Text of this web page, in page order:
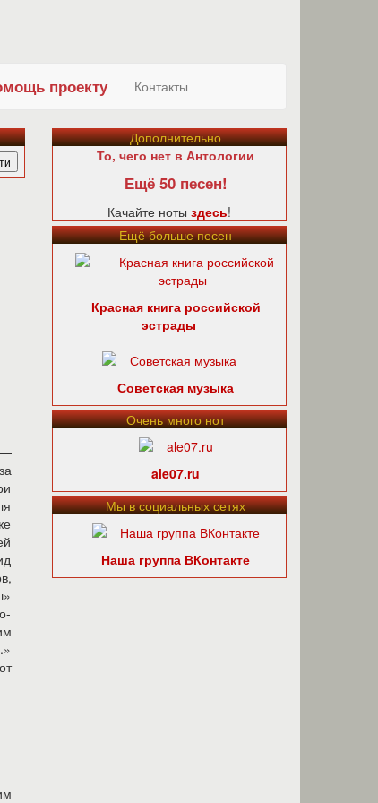
проекту Контакты
—
Дополнительно
То, чего нет в Антологии
Ещё 50 песен!
Качайте ноты здесь!
Ещё больше песен
Красная книга российской
эстрады
Советская музыка
Очень много нот
ale07.ru
Мы в социальных сетях
Наша группа ВКонтакте